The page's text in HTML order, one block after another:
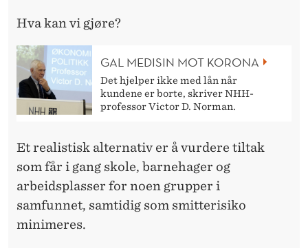
Hva kan vi gjøre?
GAL MEDISIN MOT KORONA
Det hjelper ikke med lån når
kundene er borte, skriver NHH-
professor Victor D. Norman.
Et realistisk alternativ er å vurdere tiltak
som får i gang skole, barnehager og
arbeidsplasser for noen grupper i
samfunnet, samtidig som smitterisiko
minimeres.